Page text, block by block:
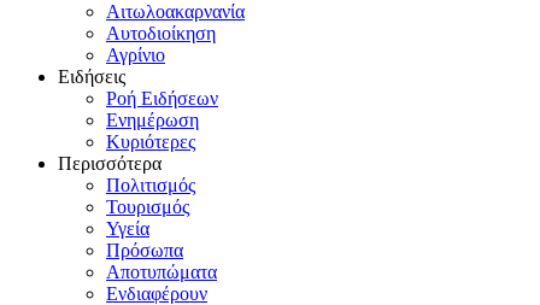
Αιτωλοακαρνανία
Αυτοδιοίκηση
Αγρίνιο
Ειδήσεις
Ροή Ειδήσεων
Ενημέρωση
Κυριότερες
Περισσότερα
Πολιτισμός
Τουρισμός
Υγεία
Πρόσωπα
Αποτυπώματα
Ενδιαφέρουν